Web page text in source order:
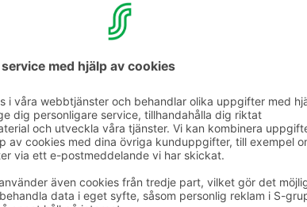
kainalossa. Kiireettömät aamut herkullisen
sopii!
Föregående
karusellobjekt
Nästä
karusellobjekt